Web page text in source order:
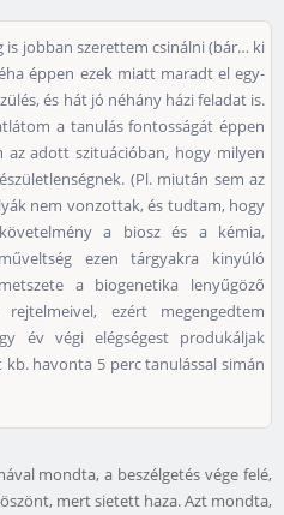
is jobban szerettem csinálni (bár… ki
éppen ezek miatt maradt el egy-
és hát jó néhány házi feladat is.
a tanulás fontosságát éppen
az adott szituációban, hogy milyen
(Pl. miután sem az
nem vonzottak, és tudtam, hogy
a biosz és a kémia,
ezen tárgyakra kinyúló
a biogenetika lenyűgöző
ezért megengedtem
év végi elégségest produkáljak
havonta 5 perc tanulással simán
mondta, a beszélgetés vége felé,
mert sietett haza. Azt mondta,